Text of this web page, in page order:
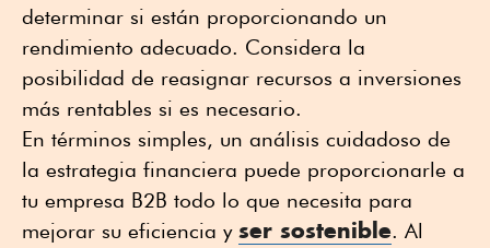
determinar si están proporcionando un
rendimiento adecuado. Considera la
posibilidad de reasignar recursos a inversiones
más rentables si es necesario.
En términos simples, un análisis cuidadoso de
la estrategia financiera puede proporcionarle a
tu empresa B2B todo lo que necesita para
mejorar su eficiencia y ser sostenible. Al